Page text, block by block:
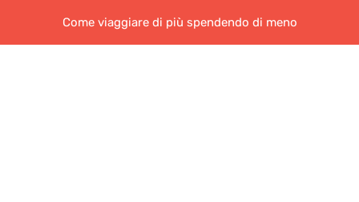
Come viaggiare di più spendendo di meno